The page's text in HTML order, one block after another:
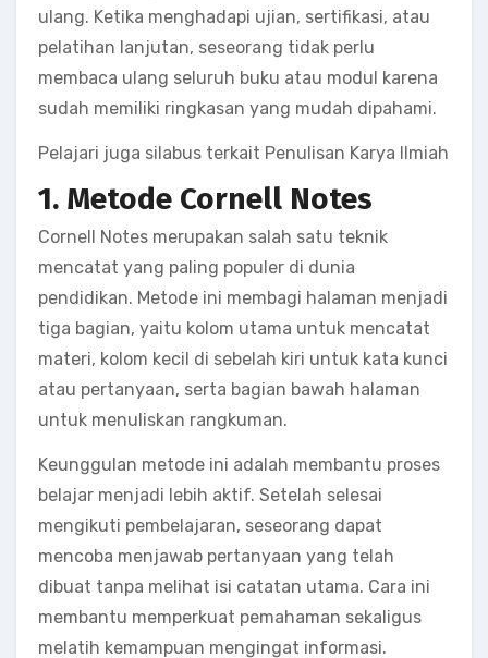
ulang. Ketika menghadapi ujian, sertifikasi, atau
pelatihan lanjutan, seseorang tidak perlu
membaca ulang seluruh buku atau modul karena
sudah memiliki ringkasan yang mudah dipahami.
Pelajari juga silabus terkait Penulisan Karya Ilmiah
1. Metode Cornell Notes
Cornell Notes merupakan salah satu teknik
mencatat yang paling populer di dunia
pendidikan. Metode ini membagi halaman menjadi
tiga bagian, yaitu kolom utama untuk mencatat
materi, kolom kecil di sebelah kiri untuk kata kunci
atau pertanyaan, serta bagian bawah halaman
untuk menuliskan rangkuman.
Keunggulan metode ini adalah membantu proses
belajar menjadi lebih aktif. Setelah selesai
mengikuti pembelajaran, seseorang dapat
mencoba menjawab pertanyaan yang telah
dibuat tanpa melihat isi catatan utama. Cara ini
membantu memperkuat pemahaman sekaligus
melatih kemampuan mengingat informasi.